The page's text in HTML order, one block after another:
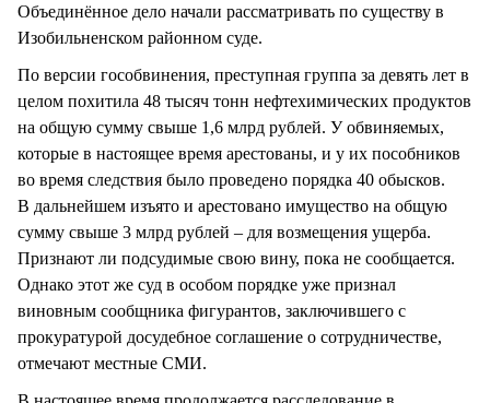
Объединённое дело начали рассматривать по существу в
Изобильненском районном суде.
По версии гособвинения, преступная группа за девять лет в
целом похитила 48 тысяч тонн нефтехимических продуктов
на общую сумму свыше 1,6 млрд рублей. У обвиняемых,
которые в настоящее время арестованы, и у их пособников
во время следствия было проведено порядка 40 обысков.
В дальнейшем изъято и арестовано имущество на общую
сумму свыше 3 млрд рублей – для возмещения ущерба.
Признают ли подсудимые свою вину, пока не сообщается.
Однако этот же суд в особом порядке уже признал
виновным сообщника фигурантов, заключившего с
прокуратурой досудебное соглашение о сотрудничестве,
отмечают местные СМИ.